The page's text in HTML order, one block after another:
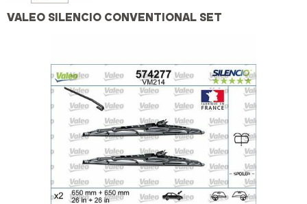
VALEO SILENCIO CONVENTIONAL SET